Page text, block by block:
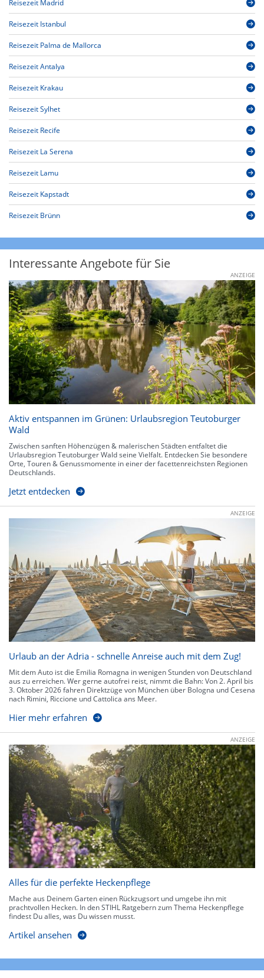
Reisezeit Madrid
Reisezeit Istanbul
Reisezeit Palma de Mallorca
Reisezeit Antalya
Reisezeit Krakau
Reisezeit Sylhet
Reisezeit Recife
Reisezeit La Serena
Reisezeit Lamu
Reisezeit Kapstadt
Reisezeit Brünn
Interessante Angebote für Sie
ANZEIGE
Aktiv entspannen im Grünen: Urlaubsregion Teutoburger
Wald
Zwischen sanften Höhenzügen & malerischen Städten entfaltet die
Urlaubsregion Teutoburger Wald seine Vielfalt. Entdecken Sie besondere
Orte, Touren & Genussmomente in einer der facettenreichsten Regionen
Deutschlands.
Jetzt entdecken
ANZEIGE
Urlaub an der Adria - schnelle Anreise auch mit dem Zug!
Mit dem Auto ist die Emilia Romagna in wenigen Stunden von Deutschland
aus zu erreichen. Wer gerne autofrei reist, nimmt die Bahn: Von 2. April bis
3. Oktober 2026 fahren Direktzüge von München über Bologna und Cesena
nach Rimini, Riccione und Cattolica ans Meer.
Hier mehr erfahren
ANZEIGE
Alles für die perfekte Heckenpflege
Mache aus Deinem Garten einen Rückzugsort und umgebe ihn mit
prachtvollen Hecken. In den STIHL Ratgebern zum Thema Heckenpflege
findest Du alles, was Du wissen musst.
Artikel ansehen